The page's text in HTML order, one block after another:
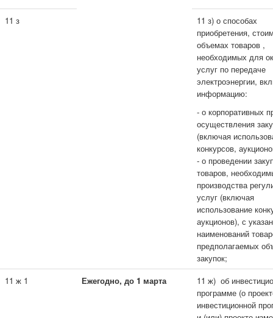
11 з
11 з) о способах
приобретения,
объемах товаров ,
необходимых для
услуг по передаче
электроэнергии,
информацию:
- о корпоративных
осуществления
(включая
конкурсов,
- о проведении
товаров,
производства
услуг (включая
использование
аукционов), с
наименований
предполагаемых
закупок;
11 ж 1
Ежегодно, до 1 марта
11 ж) об
программе (о
инвестиционной